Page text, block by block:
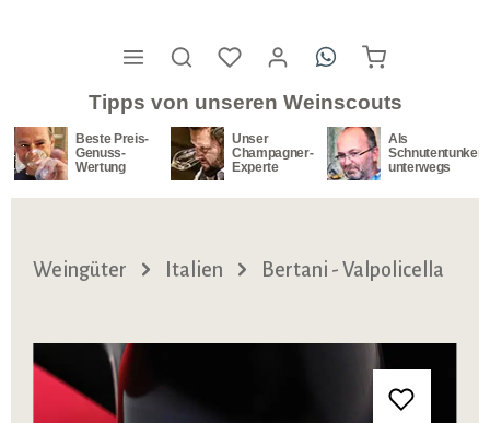
Tipps von unseren Weinscouts
Beste Preis-
Genuss-
Wertung
Unser
Champagner-
Experte
Als
Schnutentunker
unterwegs
Weingüter Italien Bertani - Valpolicella
Bildergalerie überspringen